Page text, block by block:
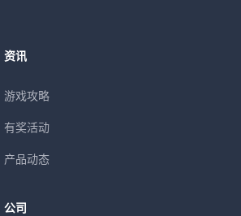
资讯
游戏攻略
有奖活动
产品动态
公司